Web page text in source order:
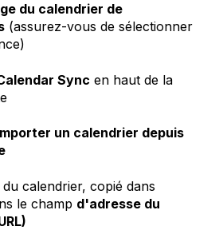
du calendrier de
(assurez-vous de sélectionner
Sync en haut de la
un calendrier depuis
calendrier, copié dans
le champ d'adresse du